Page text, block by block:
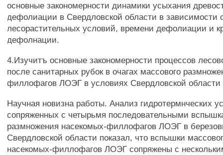
основные закономерности динамики усыхания
дефолиации в Свердловской области в зависимости
лесорастительных условий, времени дефолиации и
дефолнации.
4.Изучитъ основные закономерности процессов
после санитарных рубок в очагах массового
филлофагов ЛОЭГ в условиях Свердловской области
Научная новизна работы. Анализ гидротермнческих
сопряженных с четырьмя последовательными
размножения насекомых-филлофагов ЛОЭГ в
Свердловской области показал, что вспышки
насекомых-филлофагов ЛОЭГ сопряжены с